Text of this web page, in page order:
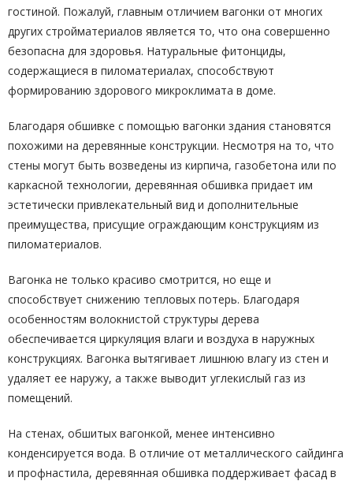
гостиной. Пожалуй, главным отличием вагонки от многих
других стройматериалов является то, что она совершенно
безопасна для здоровья. Натуральные фитонциды,
содержащиеся в пиломатериалах, способствуют
формированию здорового микроклимата в доме.
Благодаря обшивке с помощью вагонки здания становятся
похожими на деревянные конструкции. Несмотря на то, что
стены могут быть возведены из кирпича, газобетона или по
каркасной технологии, деревянная обшивка придает им
эстетически привлекательный вид и дополнительные
преимущества, присущие ограждающим конструкциям из
пиломатериалов.
Вагонка не только красиво смотрится, но еще и
способствует снижению тепловых потерь. Благодаря
особенностям волокнистой структуры дерева
обеспечивается циркуляция влаги и воздуха в наружных
конструкциях. Вагонка вытягивает лишнюю влагу из стен и
удаляет ее наружу, а также выводит углекислый газ из
помещений.
На стенах, обшитых вагонкой, менее интенсивно
конденсируется вода. В отличие от металлического сайдинга
и профнастила, деревянная обшивка поддерживает фасад в